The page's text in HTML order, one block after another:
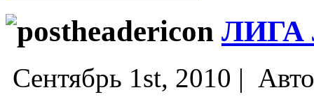
ЛИГА
Сентябрь 1st, 2010 |